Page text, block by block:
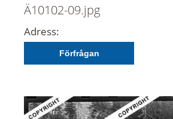
Ä10102-09.jpg
Adress:
Förfrågan